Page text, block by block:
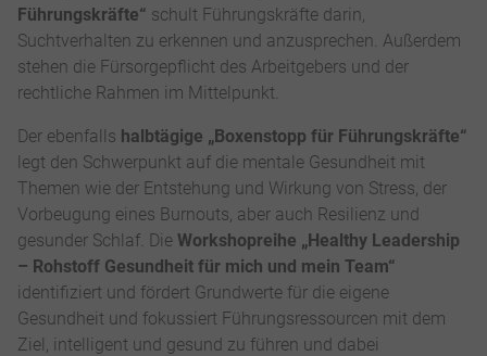
Führungskräfte“ schult Führungskräfte darin,
Suchtverhalten zu erkennen und anzusprechen. Außerdem
stehen die Fürsorgepflicht des Arbeitgebers und der
rechtliche Rahmen im Mittelpunkt.
Der ebenfalls halbtägige „Boxenstopp für Führungskräfte“
legt den Schwerpunkt auf die mentale Gesundheit mit
Themen wie der Entstehung und Wirkung von Stress, der
Vorbeugung eines Burnouts, aber auch Resilienz und
gesunder Schlaf. Die Workshopreihe „Healthy Leadership
– Rohstoff Gesundheit für mich und mein Team“
identifiziert und fördert Grundwerte für die eigene
Gesundheit und fokussiert Führungsressourcen mit dem
Ziel, intelligent und gesund zu führen und dabei